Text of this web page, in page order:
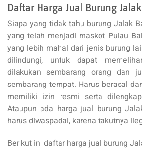
Daftar Harga Jual Burung
Siapa yang tidak tahu burung Jalak
yang telah menjadi maskot Pulau
yang lebih mahal dari jenis burung
dilindungi, untuk dapat
dilakukan sembarang orang dan
sembarang tempat. Harus berasal
memiliki izin resmi serta
Ataupun ada harga jual burung
harus diwaspadai, karena takutnya
Berikut ini daftar harga jual burung